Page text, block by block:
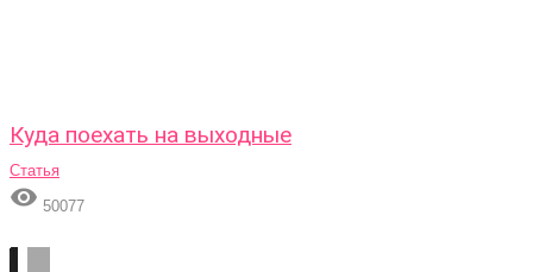
Куда поехать на выходные
Статья
 50077